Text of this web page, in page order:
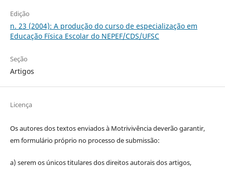
Edição
n. 23 (2004): A produção do curso de especialização em
Educação Física Escolar do NEPEF/CDS/UFSC
Seção
Artigos
Licença
Os autores dos textos enviados à Motrivivência deverão garantir,
em formulário próprio no processo de submissão:
a) serem os únicos titulares dos direitos autorais dos artigos,